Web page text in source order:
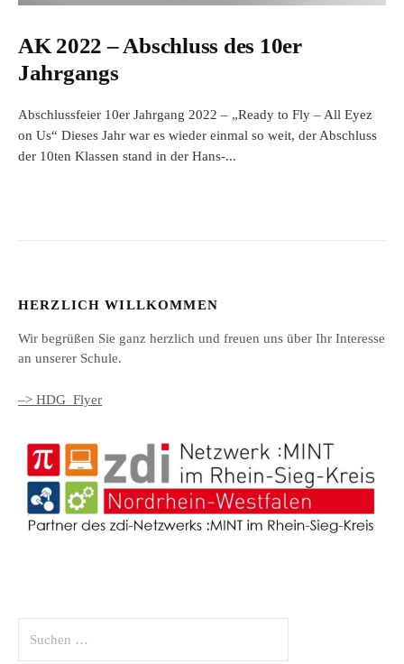
AK 2022 – Abschluss des 10er
Jahrgangs
Abschlussfeier 10er Jahrgang 2022 – „Ready to Fly – All Eyez
on Us“ Dieses Jahr war es wieder einmal so weit, der Abschluss
der 10ten Klassen stand in der Hans-...
HERZLICH WILLKOMMEN
Wir begrüßen Sie ganz herzlich und freuen uns über Ihr Interesse
an unserer Schule.
–> HDG_Flyer
nach: